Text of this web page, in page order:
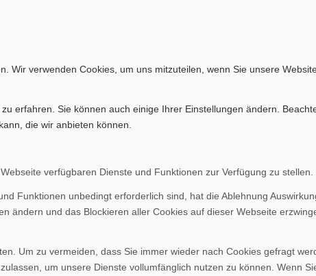
Wir verwenden Cookies, um uns mitzuteilen, wenn Sie unsere
erfahren. Sie können auch einige Ihrer Einstellungen ändern.
die wir anbieten können.
verfügbaren Dienste und Funktionen zur Verfügung zu stellen.
Funktionen unbedingt erforderlich sind, hat die Ablehnung
ändern und das Blockieren aller Cookies auf dieser Webseite
Um zu vermeiden, dass Sie immer wieder nach Cookies gefragt
um unsere Dienste vollumfänglich nutzen zu können. Wenn